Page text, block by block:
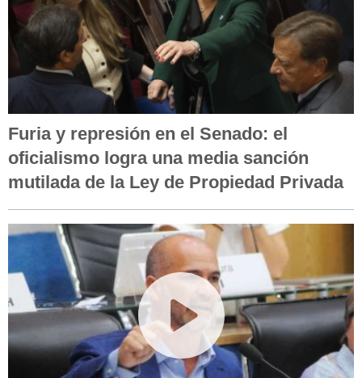
Furia y represión en el Senado: el
oficialismo logra una media sanción
mutilada de la Ley de Propiedad Privada